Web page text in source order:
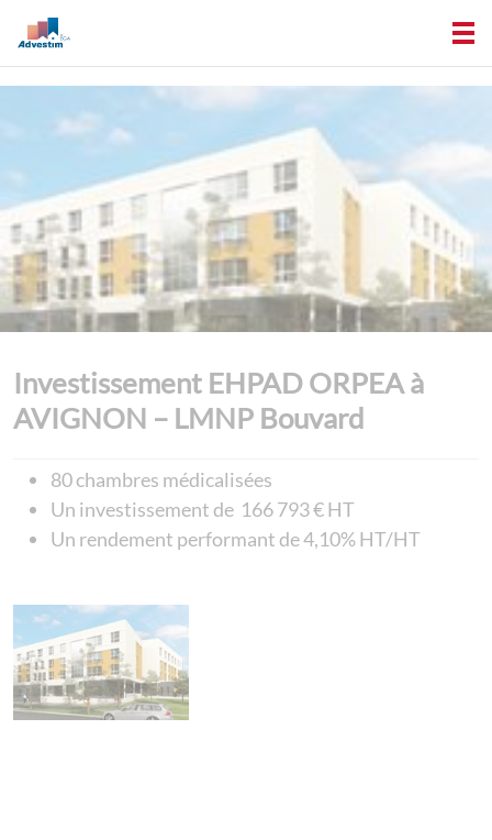
Investissement EHPAD ORPEA à
AVIGNON – LMNP Bouvard
80 chambres médicalisées
Un investissement de 166 793 € HT
Un rendement performant de 4,10% HT/HT